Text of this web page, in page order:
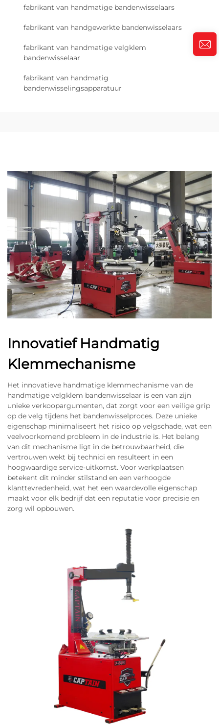
fabrikant van handmatige bandenwisselaars
fabrikant van handgewerkte bandenwisselaars
fabrikant van handmatige velgklem
bandenwisselaar
fabrikant van handmatig
bandenwisselingsapparatuur
Innovatief Handmatig
Klemmechanisme
Het innovatieve handmatige klemmechanisme van de
handmatige velgklem bandenwisselaar is een van zijn
unieke verkoopargumenten, dat zorgt voor een veilige grip
op de velg tijdens het bandenwisselproces. Deze unieke
eigenschap minimaliseert het risico op velgschade, wat een
veelvoorkomend probleem in de industrie is. Het belang
van dit mechanisme ligt in de betrouwbaarheid, die
vertrouwen wekt bij technici en resulteert in een
hoogwaardige service-uitkomst. Voor werkplaatsen
betekent dit minder stilstand en een verhoogde
klanttevredenheid, wat het een waardevolle eigenschap
maakt voor elk bedrijf dat een reputatie voor precisie en
zorg wil opbouwen.